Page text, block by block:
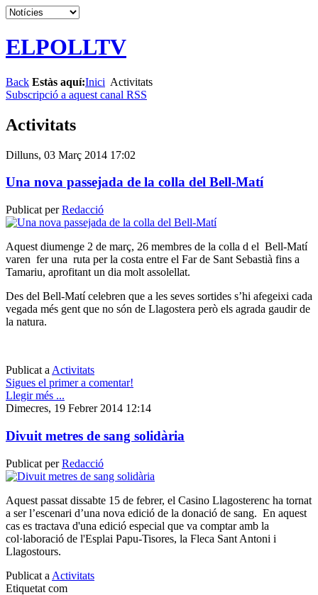
ELPOLLTV
Back Estàs aquí:Inici Activitats
Subscripció a aquest canal RSS
Activitats
Dilluns, 03 Març 2014 17:02
Una nova passejada de la colla del Bell-Matí
Publicat perRedacció
Aquest diumenge 2 de març, 26 membres de la colla d el Bell-Matí
varen fer una ruta per la costa entre el Far de Sant Sebastià fins a
Tamariu, aprofitant un dia molt assolellat.
Des del Bell-Matí celebren que a les seves sortides s’hi afegeixi cada
vegada més gent que no són de Llagostera però els agrada gaudir de
la natura.
Publicat a Activitats
Sigues el primer a comentar!
Llegir més ...
Dimecres, 19 Febrer 2014 12:14
Divuit metres de sang solidària
Publicat perRedacció
Aquest passat dissabte 15 de febrer, el Casino Llagosterenc ha tornat
a ser l’escenari d’una nova edició de la donació de sang. En aquest
cas es tractava d'una edició especial que va comptar amb la
col·laboració de l'Esplai Papu-Tisores, la Fleca Sant Antoni i
Llagostours.
Publicat a Activitats
Etiquetat com